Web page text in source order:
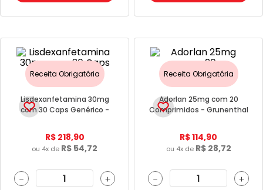
Receita Obrigatória
Lisdexanfetamina 30mg
com 30 Caps Genérico -
R$ 218,90
ou 4x de R$ 54,72
＋
－
Receita Obrigatória
Adorlan 25mg com 20
Comprimidos - Grunenthal
R$114,90
ou 4x de R$ 28,72
＋
－